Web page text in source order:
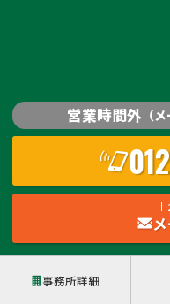
営業時間外 （
事務所詳細